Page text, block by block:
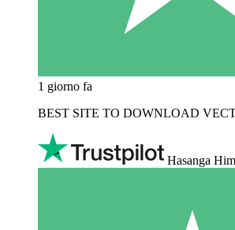
1 giorno fa
BEST SITE TO DOWNLOAD
Hasanga